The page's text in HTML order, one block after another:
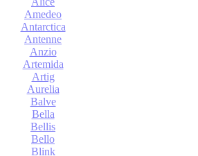
Amedeo
Antarctica
Antenne
Anzio
Artemida
Artig
Aurelia
Balve
Bella
Bellis
Bello
Blink